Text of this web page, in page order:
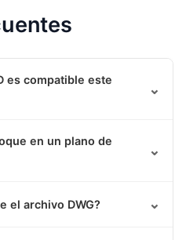
es compatible este
⌄
en un plano de
⌄
el archivo DWG? ⌄